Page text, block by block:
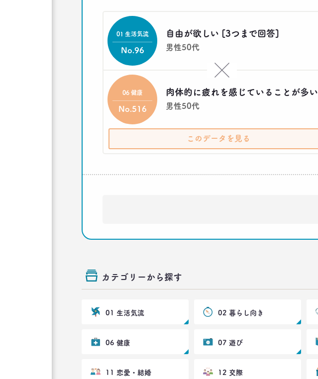
自由が欲しい [3つまで回答]
男性50代
01 生活気流
No.96
肉体的に疲れを感じていることが多い
男性50代
06 健康
No.516
このデータを見る
カテゴリーから探す
01 生活気流 02 暮らし向き
06 健康 07 遊び
11 恋愛・結婚 12 交際